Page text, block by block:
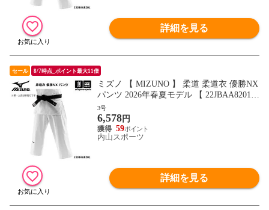
詳細を見る
セール 8/7時点_ポイント最大11倍
ミズノ 【 MIZUNO 】 柔道 柔道衣 優勝NX
パンツ 2026年春夏モデル 【 22JBAA8201
柔道着 帯別売り ズボン 練習 トレーニング
部活動 中学生 高校生 学生 】【翌日配達対
象】[自社]
3号
6,578円
59
内山スポーツ
詳細を見る